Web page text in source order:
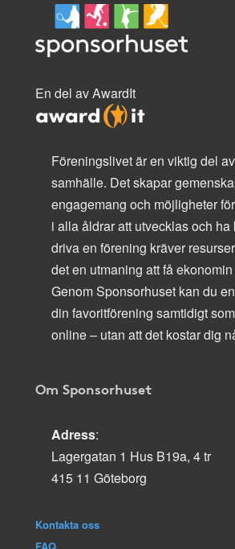
En del av AwardIt
Föreningslivet är en viktig del
samhälle. Det skapar
engagemang och möjligheter
i alla åldrar att utvecklas och ha
driva en förening kräver
det en utmaning att få
Genom Sponsorhuset kan du
din favoritförening samtidigt
online – utan att det kostar dig
Om Sponsorhuset
Adress:
Lagergatan 1 Hus B19a, 4 tr
415 11 Göteborg
Kontakta oss
FAQ